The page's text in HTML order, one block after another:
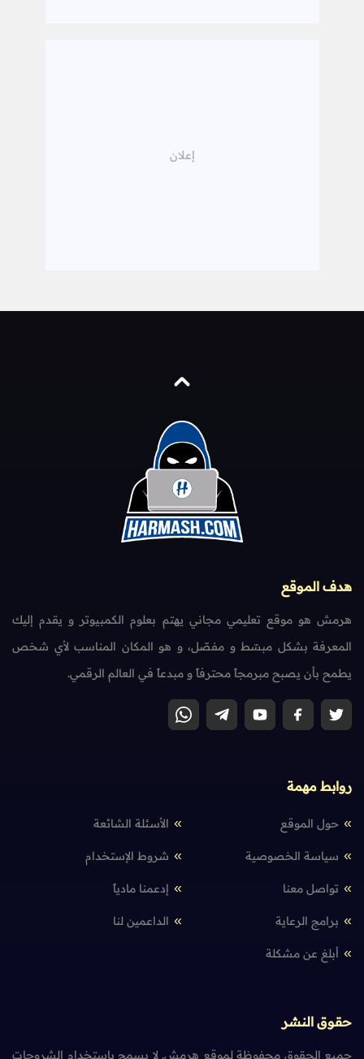
هدف الموقع
هرمش هو موقع تعليمي مجاني يهتم بعلوم الكمبيوتر و يقدم إليك
المعرفة بشكل مبسّط و مفصّل، و هو المكان المناسب لأي شخص
يطمح بأن يصبح مبرمجاً محترفاً و مبدعاً في العالم الرقمي.
روابط مهمة
حول الموقع الأسئلة الشائعة
سياسة الخصوصية شروط الإستخدام
تواصل معنا إدعمنا مادياً
برامج الرعاية الداعمين لنا
أبلغ عن مشكلة
حقوق النشر
جميع الحقوق محفوظة لموقع هرمش. لا يسمح باستخدام الشروحات